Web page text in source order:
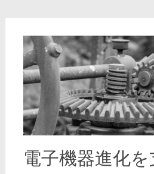
電子機器進化